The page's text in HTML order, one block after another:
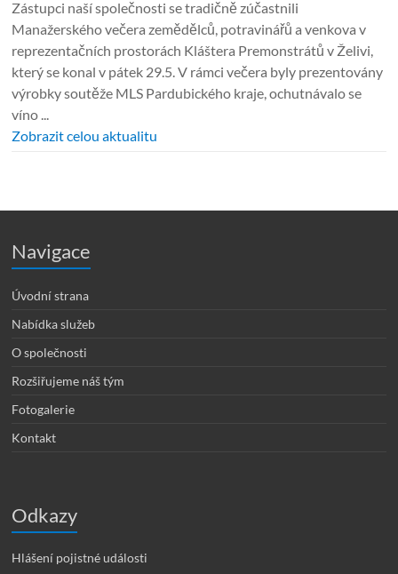
Zástupci naší společnosti se tradičně zúčastnili
Manažerského večera zemědělců, potravinářů a venkova v
reprezentačních prostorách Kláštera Premonstrátů v Želivi,
který se konal v pátek 29.5. V rámci večera byly prezentovány
výrobky soutěže MLS Pardubického kraje, ochutnávalo se
víno ...
Zobrazit celou aktualitu
Navigace
Úvodní strana
Nabídka služeb
O společnosti
Rozšiřujeme náš tým
Fotogalerie
Kontakt
Odkazy
Hlášení pojistné události